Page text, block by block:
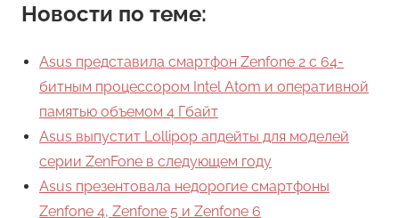
Новости по теме:
Asus представила смартфон Zenfone 2 с 64-
битным процессором Intel Atom и оперативной
памятью объемом 4 Гбайт
Asus выпустит Lollipop апдейты для моделей
серии ZenFone в следующем году
Asus презентовала недорогие смартфоны
Zenfone 4, Zenfone 5 и Zenfone 6